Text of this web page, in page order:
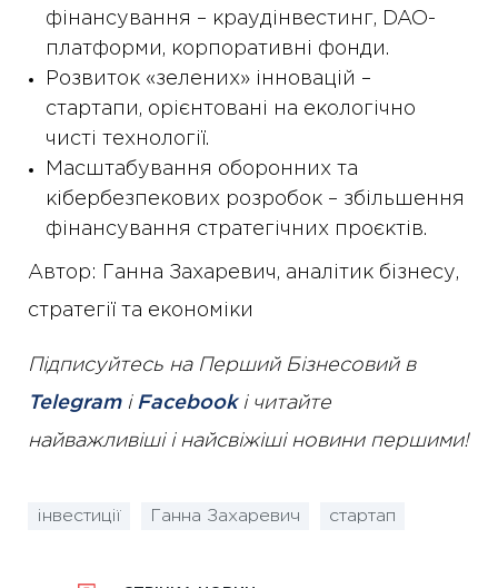
фінансування – краудінвестинг, DAO-
платформи, корпоративні фонди.
Розвиток «зелених» інновацій –
стартапи, орієнтовані на екологічно
чисті технології.
Масштабування оборонних та
кібербезпекових розробок – збільшення
фінансування стратегічних проєктів.
Автор: Ганна Захаревич, аналітик бізнесу,
стратегії та економіки
Підписуйтесь на Перший Бізнесовий в
Telegramі Facebookі читайте
найважливіші і найсвіжіші новини першими!
інвестиції Ганна Захаревич стартап